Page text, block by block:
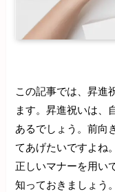
この記事では、昇進
ます。昇進祝いは、
あるでしょう。前向
てあげたいですよね
正しいマナーを用い
知っておきましょう